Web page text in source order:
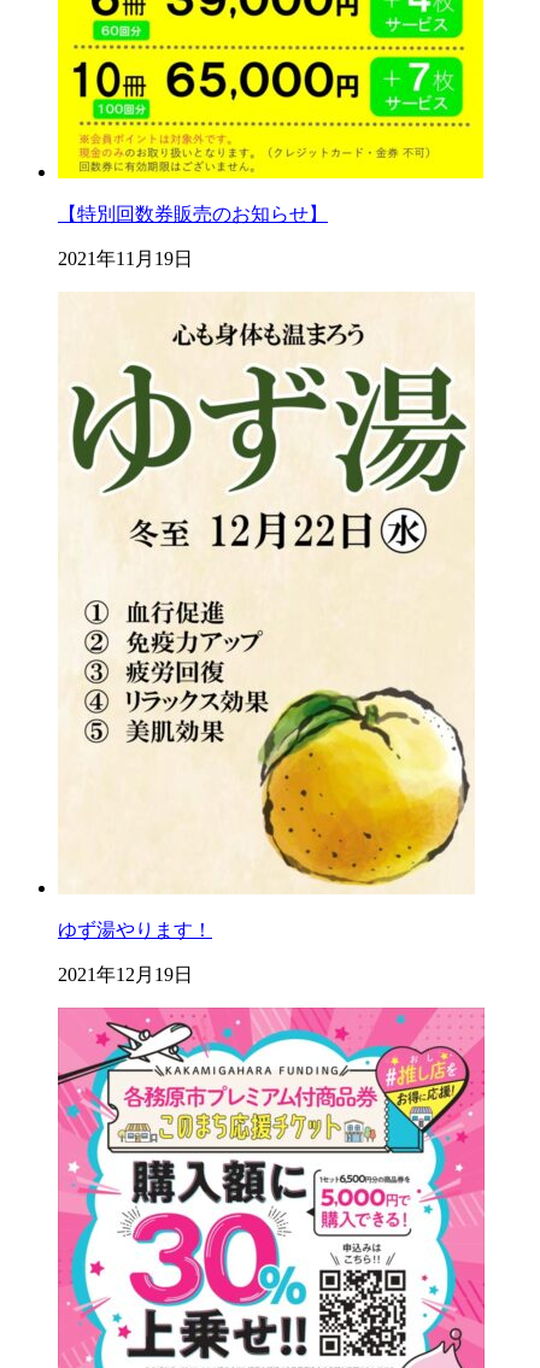
【特別回数券販売のお知らせ】
2021年11月19日
ゆず湯やります！
2021年12月19日